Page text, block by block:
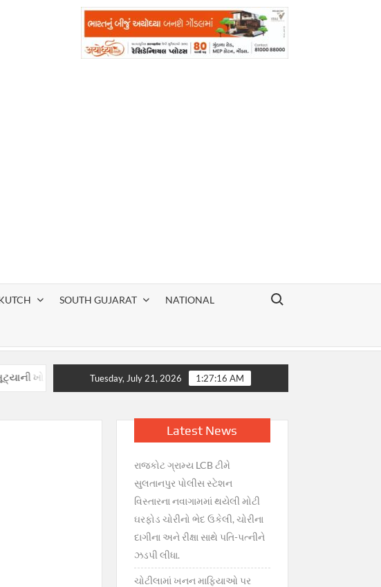
SOUTH GUJARAT NATIONAL
Search for:
વાતોથી ગુજરાતમાં ગભરાટ, સરકારની તાત્કાલિક સ્પષ્ટતા : જથ્થો પૂરતો છે,
Tuesday, July 21, 2026 1:27:17 AM
Latest News
રાજકોટ ગ્રામ્ય LCB ટીમે
સુલતાનપુર પોલીસ સ્ટેશન
વિસ્તારના નવાગામમાં થયેલી મોટી
ઘરફોડ ચોરીનો ભેદ ઉકેલી, ચોરીના
દાગીના અને રીક્ષા સાથે પતિ-પત્નીને
ઝડપી લીધા.
ચોટીલામાં ખનન માફિયાઓ પર